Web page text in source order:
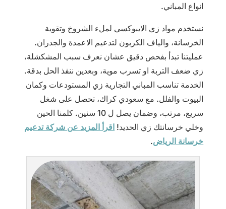
انواع المباني.
نستخدم مواد زي الايبوكسي لملء الشروخ وتقوية
الخرسانة، والياف الكربون لتدعيم الاعمدة والجدران.
عمليتنا تبدأ بفحص دقيق عشان نعرف سبب المشكشلة،
زي ضعف التربة او تسرب موية، وبعدين ننفذ الحل بدقة.
الخدمة تناسب المباني التجارية زي المستودعات وكمان
البيوت والفلل. مع سعودي كراك، تحصل على شغل
سريع، مرتب، وضمان يصل ل 10 سنين. كلمنا الحين
وخلي خرسانتك زي الحديد! اقرأ المزيد عن شركة تدعيم
خرسانة الرياض.